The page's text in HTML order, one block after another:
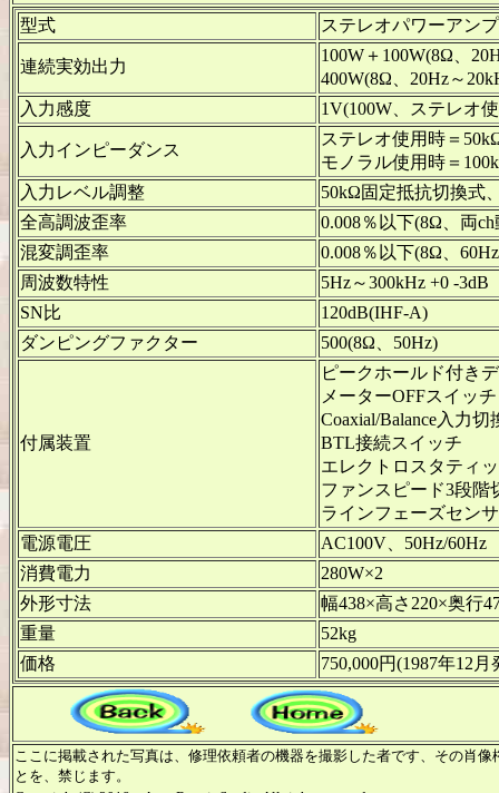
型式
ステレオパワーアン
連続実効出力
100W＋100W(8Ω、
400W(8Ω、20Hz～
入力感度
1V(100W、ステレオ
入力インピーダンス
ステレオ使用時＝
モノラル使用時＝
入力レベル調整
50kΩ固定抵抗切換式
全高調波歪率
0.008％以下(8Ω、両
混変調歪率
0.008％以下(8Ω、
周波数特性
5Hz～300kHz +0 -3dB
SN比
120dB(IHF-A)
ダンピングファクター
500(8Ω、50Hz)
付属装置
ピークホールド付き
メーターOFFスイッチ
Coaxial/Balance入力
BTL接続スイッチ
エレクトロスタティ
ファンスピード3段階
ラインフェーズセン
電源電圧
AC100V、50Hz/60Hz
消費電力
280W×2
外形寸法
幅438×高さ220×奥行
重量
52kg
価格
750,000円(1987年12月
ここに掲載された写真は、修理依頼者の機器を撮影した者です、その肖
とを、禁じます。